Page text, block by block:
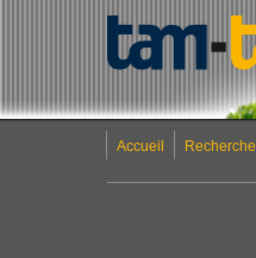
Accueil Recherche